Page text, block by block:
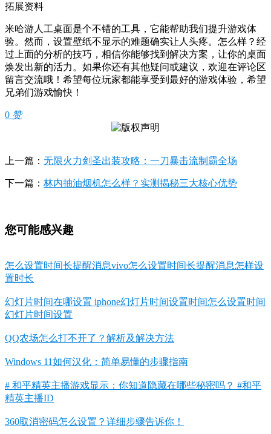
拓展资料
米哈游人工桌面是个不错的工具，它能帮助我们提升游戏体
验。然而，设置壁纸不显示的难题确实让人头疼。怎么样？经
过上面的分析的技巧，相信你能够找到解决方案，让你的桌面
焕发出新的活力。如果你还有其他疑问或建议，欢迎在评论区
留言交流哦！希望每位玩家都能享受到最好的游戏体验，希望
兄弟们游戏愉快！
0 赞
上一篇： 无限火力剑圣出装攻略：一刀暴击流制霸全场
下一篇： 林内抽油烟机怎么样？实测揭秘三大核心优势
您可能感兴趣
怎么设置时间长提醒消息vivo怎么设置时间长提醒消息怎样设
置时长
幻灯片时间在哪设置 iphone幻灯片时间设置时间怎么设置时间
幻灯片时间设置
QQ农场怎么打不开了？解析及解决方法
Windows 11如何汉化：简单易懂的步骤指南
# 和平精英主播游戏显示：你知道隐藏在哪些秘密吗？ #和平
精英主播ID
360取消密码怎么设置？详细步骤告诉你！